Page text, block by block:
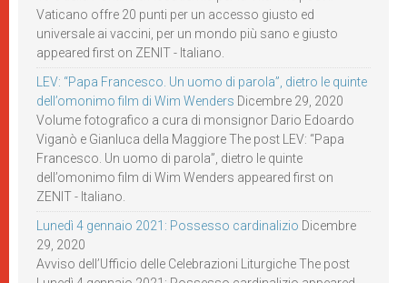
Vaticano offre 20 punti per un accesso giusto ed
universale ai vaccini, per un mondo più sano e giusto
appeared first on ZENIT - Italiano.
LEV: “Papa Francesco. Un uomo di parola”, dietro le quinte
dell’omonimo film di Wim Wenders Dicembre 29, 2020
Volume fotografico a cura di monsignor Dario Edoardo
Viganò e Gianluca della Maggiore The post LEV: “Papa
Francesco. Un uomo di parola”, dietro le quinte
dell’omonimo film di Wim Wenders appeared first on
ZENIT - Italiano.
Lunedì 4 gennaio 2021: Possesso cardinalizio Dicembre
29, 2020
Avviso dell’Ufficio delle Celebrazioni Liturgiche The post